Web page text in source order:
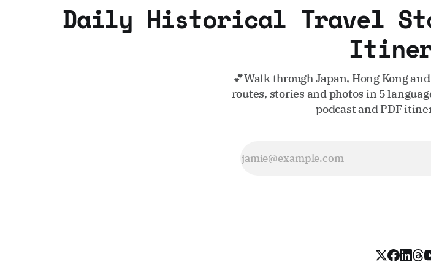
Daily Historical Travel
💕Walk through Japan, Hong Kong
routes, stories and photos in 5
podcast and PDF